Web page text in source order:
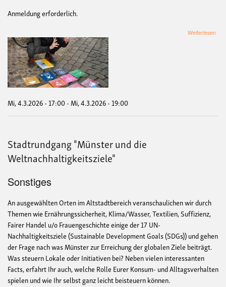
Anmeldung erforderlich.
Weiterlesen
Mi, 4.3.2026 - 17:00-Mi, 4.3.2026 - 19:00
Stadtrundgang "Münster und die
Weltnachhaltigkeitsziele"
Sonstiges
An ausgewählten Orten im Altstadtbereich veranschaulichen wir durch
Themen wie Ernährungssicherheit, Klima/Wasser, Textilien, Suffizienz,
Fairer Handel u/o Frauengeschichte einige der 17 UN-
Nachhaltigkeitsziele (Sustainable Development Goals (SDGs)) und gehen
der Frage nach was Münster zur Erreichung der globalen Ziele beiträgt.
Was steuern Lokale oder Initiativen bei? Neben vielen interessanten
Facts, erfahrt Ihr auch, welche Rolle Eurer Konsum- und Alltagsverhalten
spielen und wie Ihr selbst ganz leicht beisteuern können.